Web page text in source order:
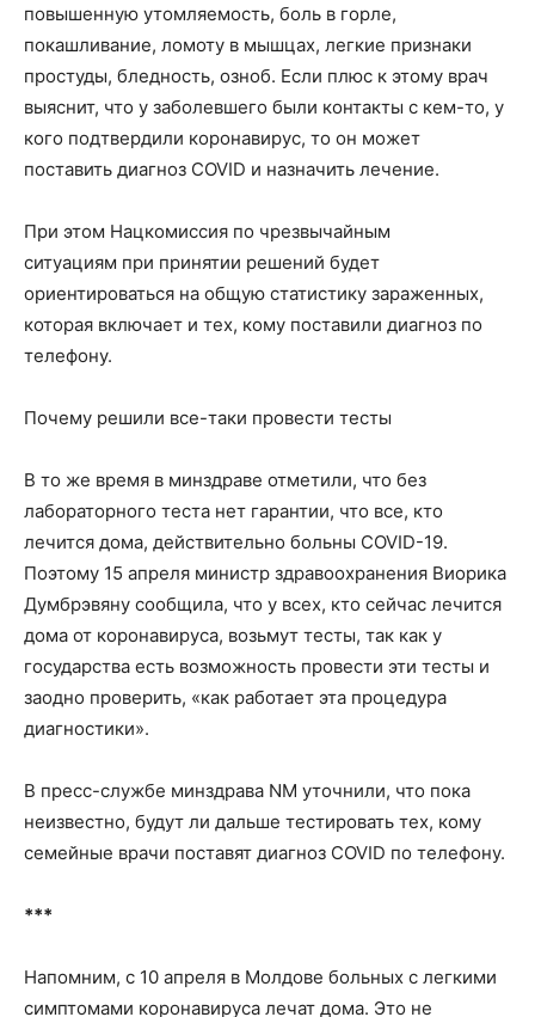
повышенную утомляемость, боль в горле,
покашливание, ломоту в мышцах, легкие признаки
простуды, бледность, озноб. Если плюс к этому врач
выяснит, что у заболевшего были контакты с кем-то, у
кого подтвердили коронавирус, то он может
поставить диагноз COVID и назначить лечение.
При этом Нацкомиссия по чрезвычайным
ситуациям при принятии решений будет
ориентироваться на общую статистику зараженных,
которая включает и тех, кому поставили диагноз по
телефону.
Почему решили все-таки провести тесты
В то же время в минздраве отметили, что без
лабораторного теста нет гарантии, что все, кто
лечится дома, действительно больны COVID-19.
Поэтому 15 апреля министр здравоохранения Виорика
Думбрэвяну сообщила, что у всех, кто сейчас лечится
дома от коронавируса, возьмут тесты, так как у
государства есть возможность провести эти тесты и
заодно проверить, «как работает эта процедура
диагностики».
В пресс-службе минздрава NM уточнили, что пока
неизвестно, будут ли дальше тестировать тех, кому
семейные врачи поставят диагноз COVID по телефону.
***
Напомним, с 10 апреля в Молдове больных с легкими
симптомами коронавируса лечат дома. Это не